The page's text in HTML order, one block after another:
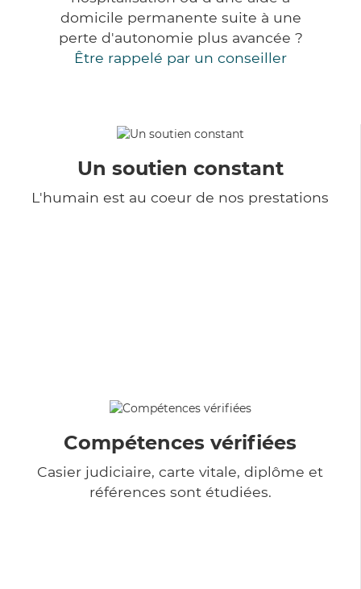
domicile permanente suite à une
perte d'autonomie plus avancée ?
Être rappelé par un conseiller
Un soutien constant
L'humain est au coeur de nos prestations
Compétences vérifiées
Casier judiciaire, carte vitale, diplôme et
références sont étudiées.